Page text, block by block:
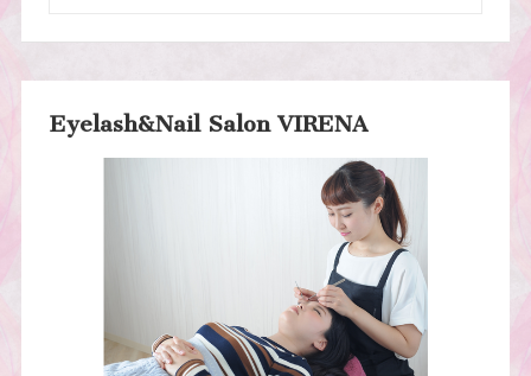
Eyelash&Nail Salon VIRENA